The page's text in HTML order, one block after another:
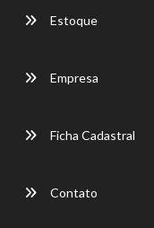
Estoque
Empresa
Ficha Cadastral
Contato